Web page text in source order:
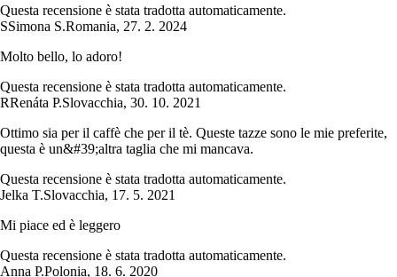
Questa recensione è stata tradotta automaticamente.
SSimona S.Romania, 27. 2. 2024
Molto bello, lo adoro!
Questa recensione è stata tradotta automaticamente.
RRenáta P.Slovacchia, 30. 10. 2021
Ottimo sia per il caffè che per il tè. Queste tazze sono le mie preferite,
questa è un&#39;altra taglia che mi mancava.
Questa recensione è stata tradotta automaticamente.
Jelka T.Slovacchia, 17. 5. 2021
Mi piace ed è leggero
Questa recensione è stata tradotta automaticamente.
Anna P.Polonia, 18. 6. 2020